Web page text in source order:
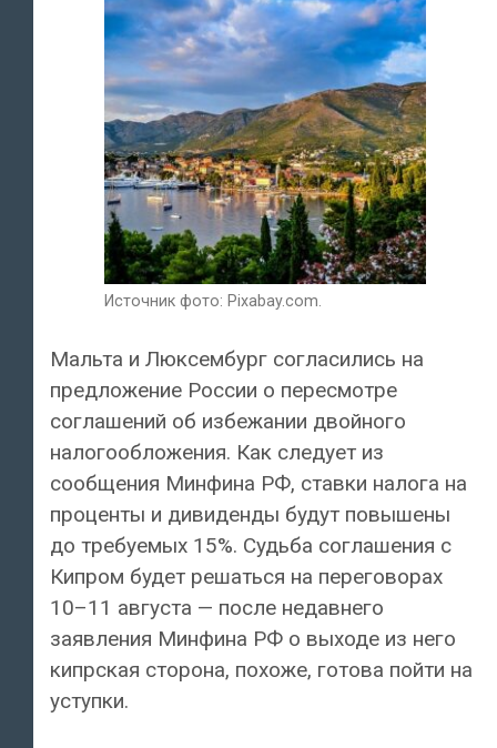
Источник фото: Pixabay.com.
Мальта и Люксембург согласились на
предложение России о пересмотре
соглашений об избежании двойного
налогообложения. Как следует из
сообщения Минфина РФ, ставки налога на
проценты и дивиденды будут повышены
до требуемых 15%. Судьба соглашения с
Кипром будет решаться на переговорах
10–11 августа — после недавнего
заявления Минфина РФ о выходе из него
кипрская сторона, похоже, готова пойти на
уступки.